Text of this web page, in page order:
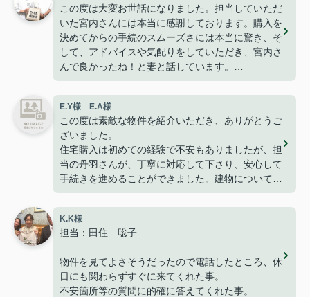
この度は大変お世話になりました。担当していただ
いた宮内さんには本当に感謝しております。購入を
決めてからの手続のスムーズさには本当に驚き、そ
して、アドバイスや気配りをしていただき、宮内さ
んで良かったね！と妻と話しています。
今は無事に引越しも終わり、快適に過ごせて楽しく
暮らせております。
こうして、なにもトラブルや問題も無くここまで家
探しが出来た事はパークホームさんのおかげだと思
っております。
ありがとうございました。
E.Y様 E.A様
この度は素敵な物件を紹介いただき、ありがとうご
ざいました。
住宅購入は初めての経験で不安もありましたが、担
当の丹羽さんが、丁寧に対応して下さり、安心して
手続きを進めることができました。建物についても
満足しており、家族で新しい生活を始めることを楽
しみにしています。
改めて、ありがとうございました。
K.K様
担当：田住 聡子
物件を見てよさそうだったので電話したところ、休
日にも関わらずすぐに来てくれた事。
不安箇所等の質問に的確に答えてくれた事。